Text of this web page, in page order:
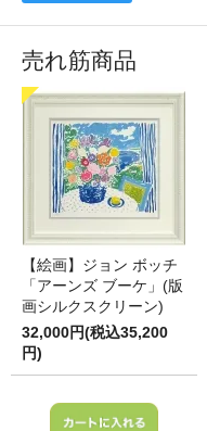
売れ筋商品
【絵画】ジョン ボッチ
「アーンズ ブーケ」(版
画シルクスクリーン)
32,000円(税込35,200
円)